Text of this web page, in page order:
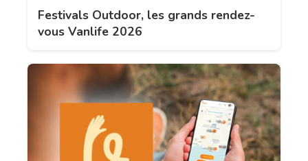
Festivals Outdoor, les grands rendez-
vous Vanlife 2026